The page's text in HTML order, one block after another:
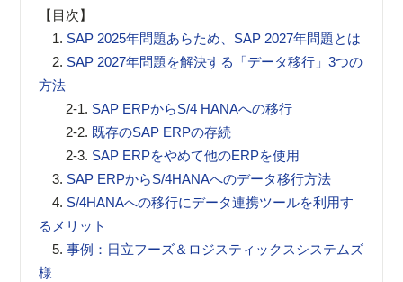
【目次】
1. SAP 2025年問題あらため、SAP 2027年問題とは
2. SAP 2027年問題を解決する「データ移行」3つの
方法
2-1. SAP ERPからS/4 HANAへの移行
2-2. 既存のSAP ERPの存続
2-3. SAP ERPをやめて他のERPを使用
3. SAP ERPからS/4HANAへのデータ移行方法
4. S/4HANAへの移行にデータ連携ツールを利用す
るメリット
5.事例：日立フーズ＆ロジスティックスシステムズ
様